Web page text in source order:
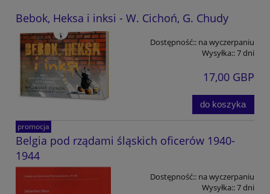
Bebok, Heksa i inksi - W. Cichoń, G. Chudy
Dostępność:: na wyczerpaniu
Wysyłka::7 dni
17,00 GBP
do koszyka
Belgia pod rządami śląskich oficerów 1940-
1944
Dostępność:: na wyczerpaniu
Wysyłka::7 dni
promocja